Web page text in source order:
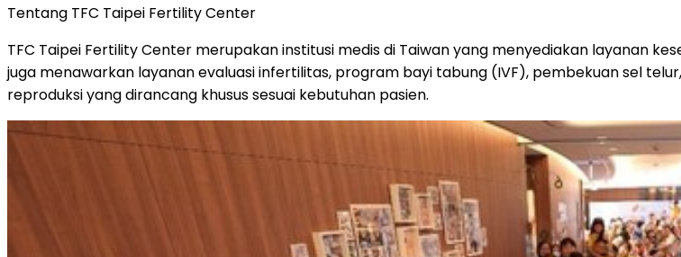
Tentang TFC Taipei Fertility Center
TFC Taipei Fertility Center merupakan institusi medis di Taiwan yang menyediakan layanan
juga menawarkan layanan evaluasi infertilitas, program bayi tabung (IVF), pembekuan sel
reproduksi yang dirancang khusus sesuai kebutuhan pasien.